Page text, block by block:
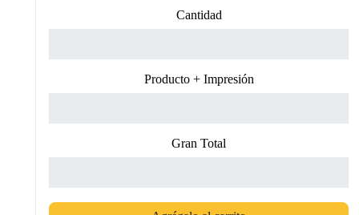
Cantidad
Producto + Impresión
Gran Total